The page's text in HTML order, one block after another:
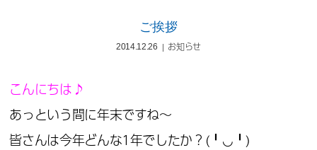
ご挨拶
2014.12.26 お知らせ
こんにちは♪
あっという間に年末ですね～
皆さんは今年どんな1年でしたか？(╹◡╹)